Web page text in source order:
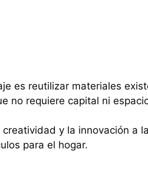
es reutilizar materiales
no requiere capital ni
y la innovación a
para el hogar.